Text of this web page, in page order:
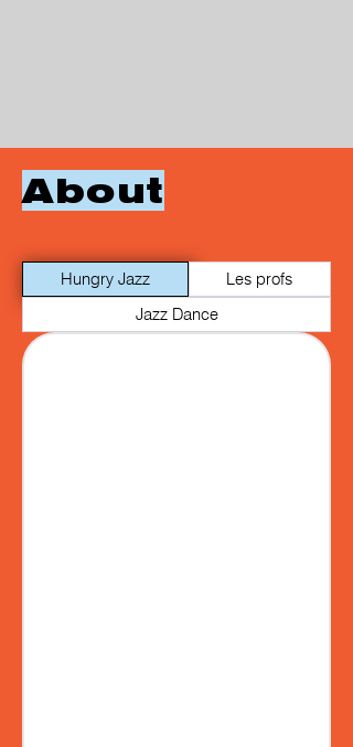
About
Hungry Jazz
Les profs
Jazz Dance